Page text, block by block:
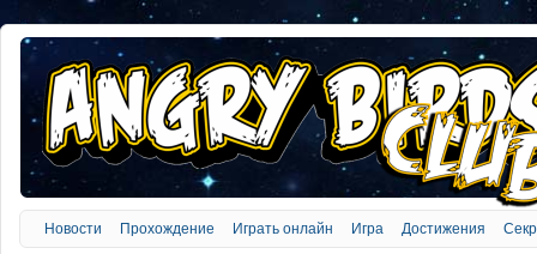
Новости Прохождение Играть онлайн Игра Достижения